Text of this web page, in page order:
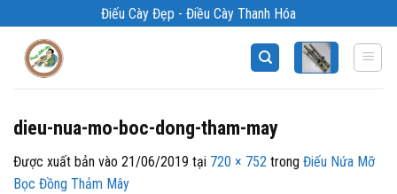
qua
Điếu Cày Đẹp - Điều Cày Thanh Hóa
dieu-nua-mo-boc-dong-tham-may
Được xuất bản vào 21/06/2019 tại 720 × 752 trong Điếu Nứa Mỡ
Bọc Đồng Thảm Mây